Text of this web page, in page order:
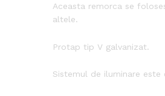
Aceasta remorca se
altele.
Protap tip V galvanizat.
Sistemul de iluminare